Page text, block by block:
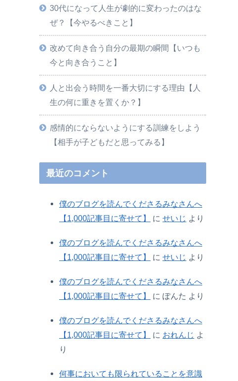
30代になって人生が劇的に変わったのはな
ぜ？【今やるべきこと】
改めて向き合う自分の最期の瞬間【いつも
今と向き合うこと】
人と出会う時間を一番大切にする理由【人
生の何に重きを置くか？】
感情的にならないようにする訓練をしよう
【相手が子どもだと思ってみる】
最近のコメント
僕のブログを読んでくださるみなさんへ
【1,000記事目に寄せて】
に せいじ より
僕のブログを読んでくださるみなさんへ
【1,000記事目に寄せて】
に せいじ より
僕のブログを読んでくださるみなさんへ
【1,000記事目に寄せて】
に ぽんた より
僕のブログを読んでくださるみなさんへ
【1,000記事目に寄せて】
に おれんじ よ
り
何事においても限られていることを意識